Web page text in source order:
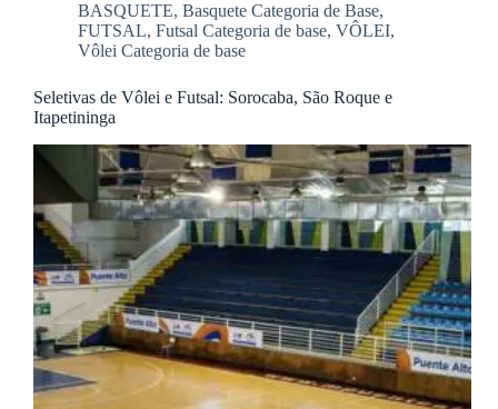
BASQUETE, Basquete Categoria de Base,
FUTSAL, Futsal Categoria de base, VÔLEI,
Vôlei Categoria de base
Seletivas de Vôlei e Futsal: Sorocaba, São Roque e
Itapetininga